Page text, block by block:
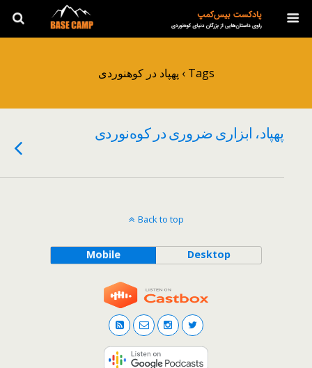
Tags › پهپاد در کوهنوردی
پهپاد، ابزاری ضروری در کوه‌نوردی
Back to top
Mobile Desktop